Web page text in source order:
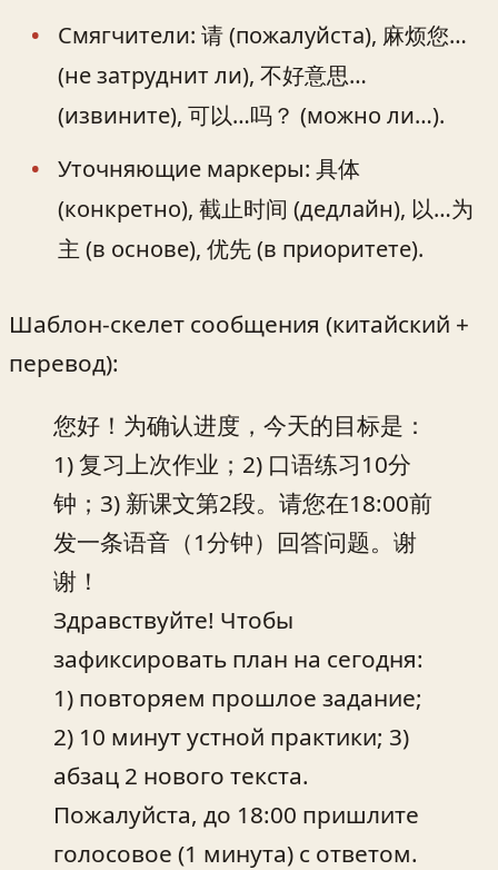
Смягчители: 请 (пожалуйста), 麻烦您…
(не затруднит ли), 不好意思…
(извините), 可以…吗？ (можно ли…).
Уточняющие маркеры: 具体
(конкретно), 截止时间 (дедлайн), 以…为
主 (в основе), 优先 (в приоритете).
Шаблон-скелет сообщения (китайский +
перевод):
您好！为确认进度，今天的目标是：
1) 复习上次作业；2) 口语练习10分
钟；3) 新课文第2段。请您在18:00前
发一条语音（1分钟）回答问题。谢
谢！
Здравствуйте! Чтобы
зафиксировать план на сегодня:
1) повторяем прошлое задание;
2) 10 минут устной практики; 3)
абзац 2 нового текста.
Пожалуйста, до 18:00 пришлите
голосовое (1 минута) с ответом.